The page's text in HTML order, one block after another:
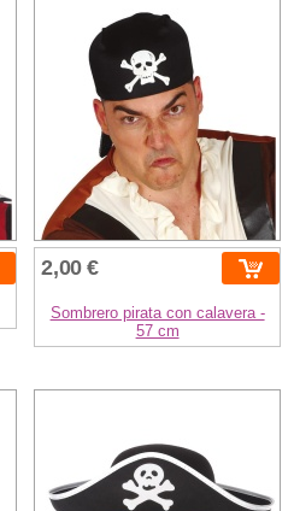
2,00 €
Sombrero pirata con calavera -
57 cm